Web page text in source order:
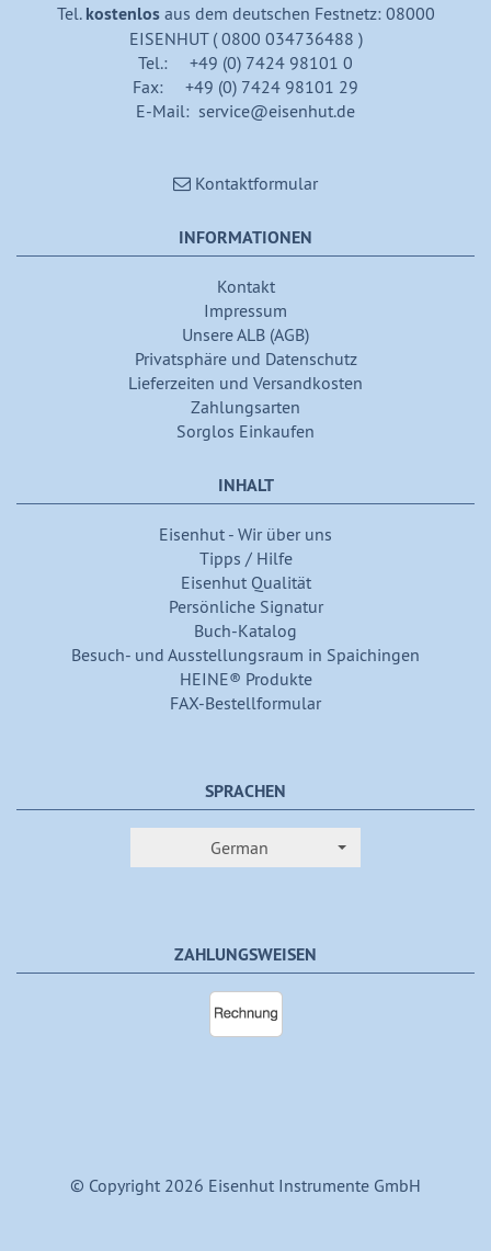
Tel. kostenlosaus dem deutschen Festnetz: 08000
EISENHUT ( 0800 034736488 )
Tel.: +49 (0) 7424 98101 0
Fax: +49 (0) 7424 98101 29
E-Mail: service@eisenhut.de
Kontaktformular
INFORMATIONEN
Kontakt
Impressum
Unsere ALB (AGB)
Privatsphäre und Datenschutz
Lieferzeiten und Versandkosten
Zahlungsarten
Sorglos Einkaufen
INHALT
Eisenhut - Wir über uns
Tipps / Hilfe
Eisenhut Qualität
Persönliche Signatur
Buch-Katalog
Besuch- und Ausstellungsraum in Spaichingen
HEINE® Produkte
FAX-Bestellformular
SPRACHEN
German
ZAHLUNGSWEISEN
© Copyright 2026 Eisenhut Instrumente GmbH